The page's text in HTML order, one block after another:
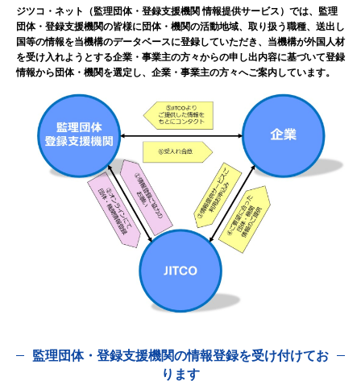
ジツコ・ネット（監理団体・登録支援機関 情報提供サービス）では、監理
団体・登録支援機関の皆様に団体・機関の活動地域、取り扱う職種、送出し
国等の情報を当機構のデータベースに登録していただき、当機構が外国人材
を受け入れようとする企業・事業主の方々からの申し出内容に基づいて登録
情報から団体・機関を選定し、企業・事業主の方々へご案内しています。
監理団体・登録支援機関の情報登録を受け付けてお
ります